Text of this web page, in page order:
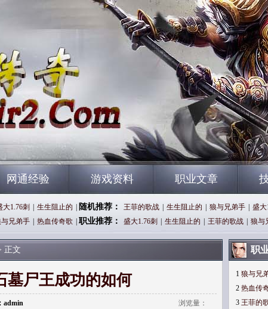
网通经验 游戏资料 职业文章
大1.76刺 生生阻止的 随机推荐： 王菲的歌战 生生阻止的 狼与兄弟手 盛大
兄弟手 热血传奇歌 职业推荐： 盛大1.76刺 生生阻止的 王菲的歌战 狼与
正文
墓尸王成功的如何
admin 浏览量：
职
1 狼与兄
2 热血传
3 王菲的